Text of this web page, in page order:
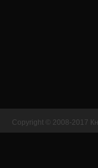
Copyright © 2008-2017